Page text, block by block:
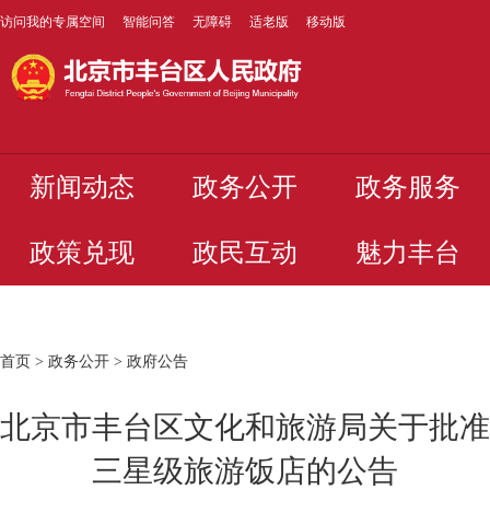
访问我的专属空间 智能问答 无障碍 适老版 移动版
新闻动态 政务公开 政务服务
政策兑现 政民互动 魅力丰台
首页 > 政务公开 > 政府公告
北京市丰台区文化和旅游局关于批准
三星级旅游饭店的公告